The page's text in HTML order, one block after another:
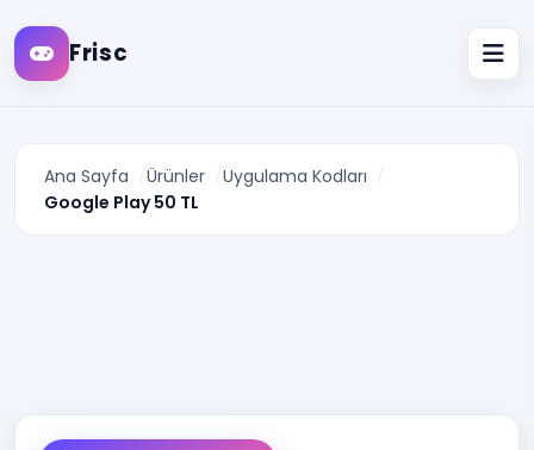
Frisc
Ana Sayfa Ürünler
Uygulama Kodları
Google Play 50 TL